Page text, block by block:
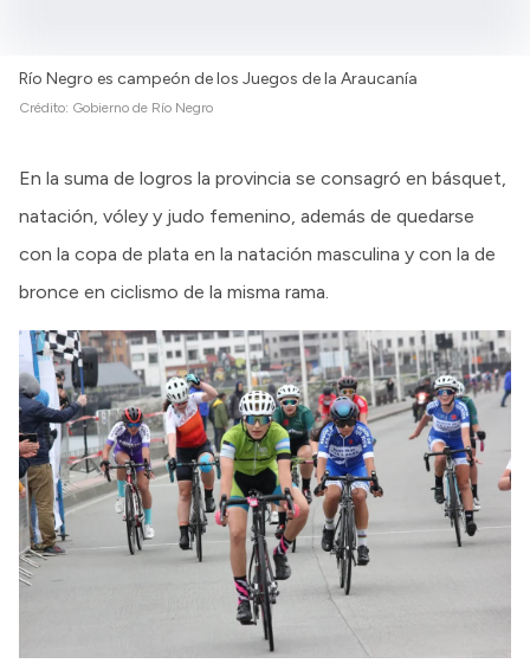
Río Negro es campeón de los Juegos de la Araucanía
Crédito: Gobierno de Río Negro
En la suma de logros la provincia se consagró en básquet,
natación, vóley y judo femenino, además de quedarse
con la copa de plata en la natación masculina y con la de
bronce en ciclismo de la misma rama.